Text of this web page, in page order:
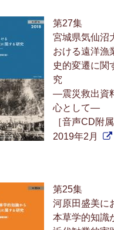
第27集
宮城県気仙沼
おける遠洋漁
史的変遷に関
究
—震災救出資
心として—
［音声CD附属
2019年2月
第25集
河原田盛美に
本草学的知識